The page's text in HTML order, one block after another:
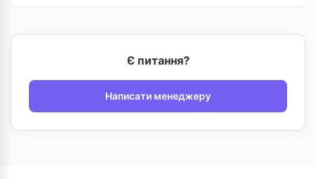
Є питання?
Написати менеджеру